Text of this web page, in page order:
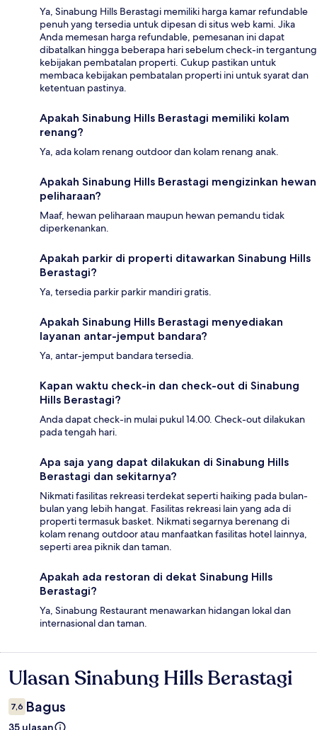
Ya, Sinabung Hills Berastagi memiliki harga kamar refundable
penuh yang tersedia untuk dipesan di situs web kami. Jika
Anda memesan harga refundable, pemesanan ini dapat
dibatalkan hingga beberapa hari sebelum check-in tergantung
kebijakan pembatalan properti. Cukup pastikan untuk
membaca kebijakan pembatalan properti ini untuk syarat dan
ketentuan pastinya.
Apakah Sinabung Hills Berastagi memiliki kolam
renang?
Ya, ada kolam renang outdoor dan kolam renang anak.
Apakah Sinabung Hills Berastagi mengizinkan hewan
peliharaan?
Maaf, hewan peliharaan maupun hewan pemandu tidak
diperkenankan.
Apakah parkir di properti ditawarkan Sinabung Hills
Berastagi?
Ya, tersedia parkir parkir mandiri gratis.
Apakah Sinabung Hills Berastagi menyediakan
layanan antar-jemput bandara?
Ya, antar-jemput bandara tersedia.
Kapan waktu check-in dan check-out di Sinabung
Hills Berastagi?
Anda dapat check-in mulai pukul 14.00. Check-out dilakukan
pada tengah hari.
Apa saja yang dapat dilakukan di Sinabung Hills
Berastagi dan sekitarnya?
Nikmati fasilitas rekreasi terdekat seperti haiking pada bulan-
bulan yang lebih hangat. Fasilitas rekreasi lain yang ada di
properti termasuk basket. Nikmati segarnya berenang di
kolam renang outdoor atau manfaatkan fasilitas hotel lainnya,
seperti area piknik dan taman.
Apakah ada restoran di dekat Sinabung Hills
Berastagi?
Ya, Sinabung Restaurant menawarkan hidangan lokal dan
internasional dan taman.
Ulasan
Ulasan Sinabung Hills Berastagi
7,6 Bagus
35 ulasan